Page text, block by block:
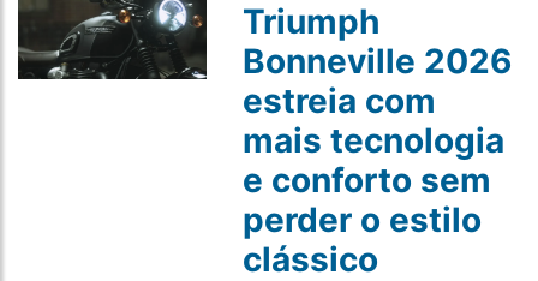
Triumph
Bonneville 2026
estreia com
mais tecnologia
e conforto sem
perder o estilo
clássico